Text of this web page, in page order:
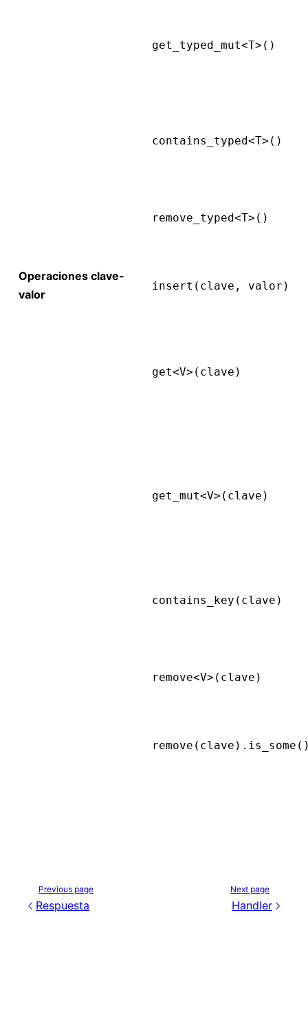
get_typed_mut<T>()
contains_typed<T>()
remove_typed<T>()
Operaciones clave-
valor
insert(clave, valor)
get<V>(clave)
get_mut<V>(clave)
contains_key(clave)
remove<V>(clave)
Previous page
Respuesta
Next page
Handler